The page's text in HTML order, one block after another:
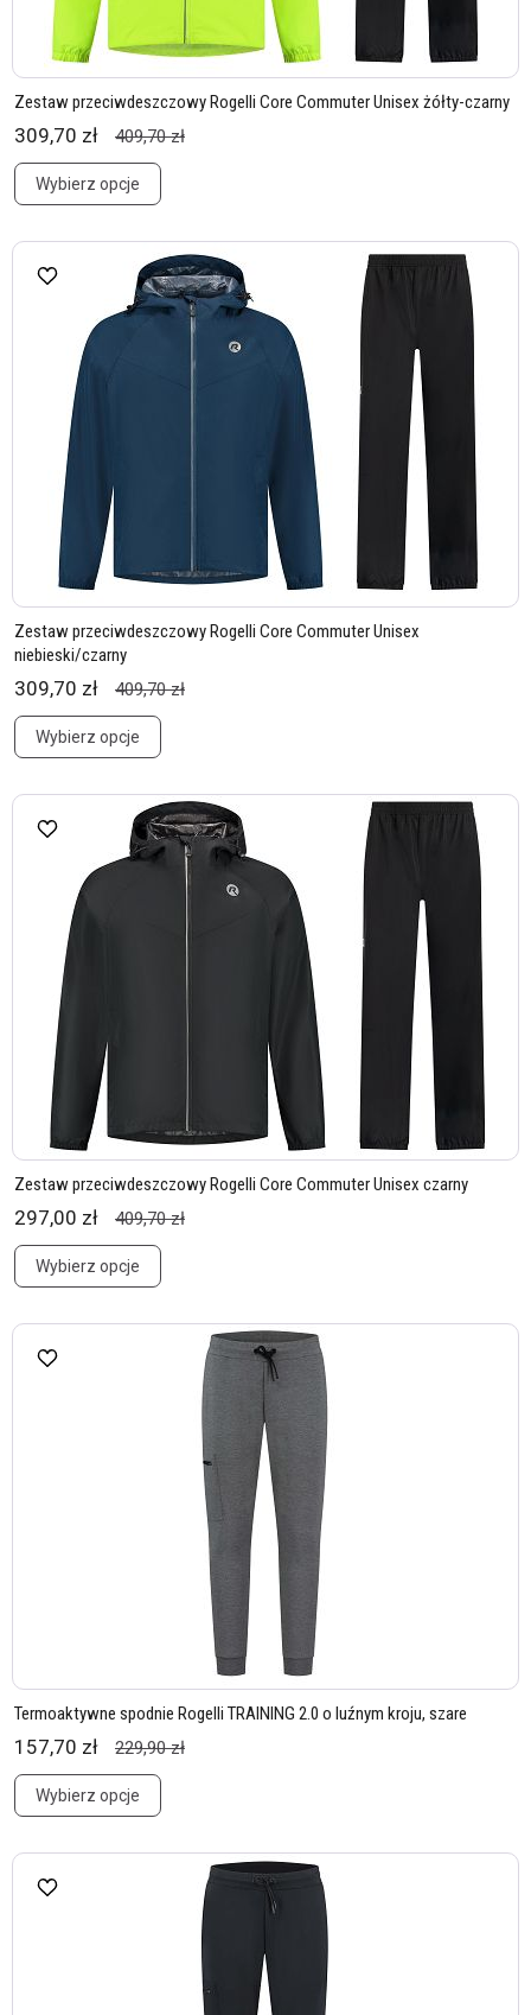
Zestaw przeciwdeszczowy Rogelli Core Commuter Unisex żółty-czarny
309,70 zł 409,70 zł
Wybierz opcje
Zestaw przeciwdeszczowy Rogelli Core Commuter Unisex
niebieski/czarny
309,70 zł 409,70 zł
Wybierz opcje
Zestaw przeciwdeszczowy Rogelli Core Commuter Unisex czarny
297,00 zł 409,70 zł
Wybierz opcje
Termoaktywne spodnie Rogelli TRAINING 2.0 o luźnym kroju, szare
157,70 zł 229,90 zł
Wybierz opcje